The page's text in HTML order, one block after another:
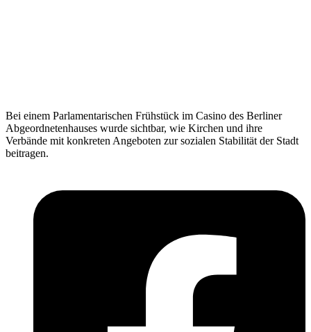
Bei einem Parlamentarischen Frühstück im Casino des Berliner
Abgeordnetenhauses wurde sichtbar, wie Kirchen und ihre
Verbände mit konkreten Angeboten zur sozialen Stabilität der Stadt
beitragen.